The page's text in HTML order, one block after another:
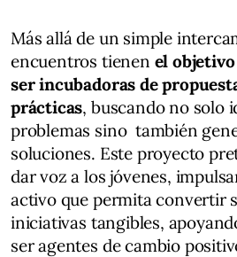
Más allá de un simple
encuentros tienen el
ser incubadoras de
prácticas, buscando no solo
problemas sino también
soluciones. Este proyecto
dar voz a los jóvenes,
activo que permita convertir
iniciativas tangibles,
ser agentes de cambio